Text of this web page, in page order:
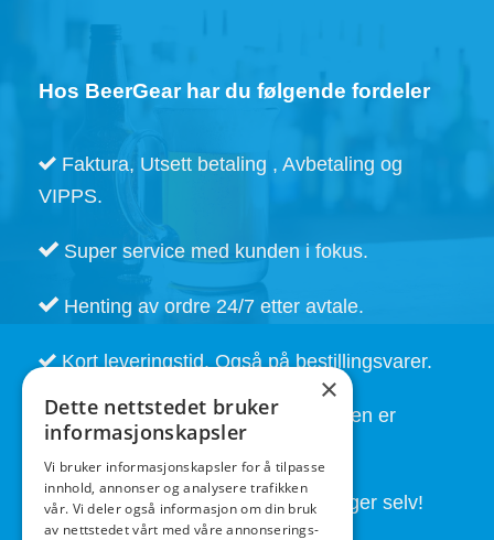
Hos BeerGear har du følgende fordeler
Faktura, Utsett betaling , Avbetaling og
VIPPS.
Super service med kunden i fokus.
Henting av ordre 24/7 etter avtale.
Kort leveringstid. Også på bestillingsvarer.
God service også etter at handelen er
fullført.
Butikken drives av folk som brygger selv!
×
Dette nettstedet bruker
informasjonskapsler
Vi bruker informasjonskapsler for å tilpasse
innhold, annonser og analysere trafikken
vår. Vi deler også informasjon om din bruk
av nettstedet vårt med våre annonserings-